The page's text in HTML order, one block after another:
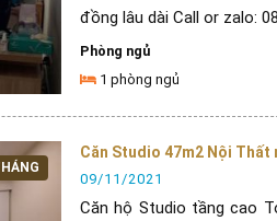
đồng lâu dài Call or zalo:
Phòng ngủ
1 phòng ngủ
Căn Studio 47m2 Nội
09/11/2021
Căn hộ Studio tầng cao